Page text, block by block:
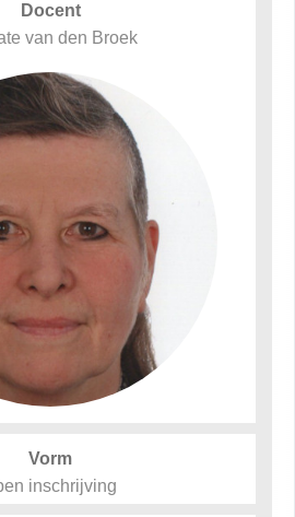
Docent
van den Broek
Vorm
inschrijving